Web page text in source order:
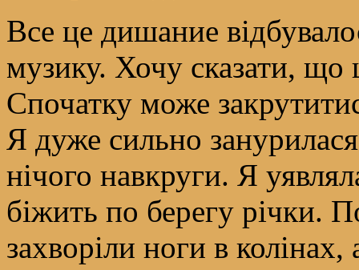
Все це дишание
музику. Хочу сказати, що
Спочатку може
Я дуже сильно
нічого навкруги. Я
біжить по берегу річки.
захворіли ноги в